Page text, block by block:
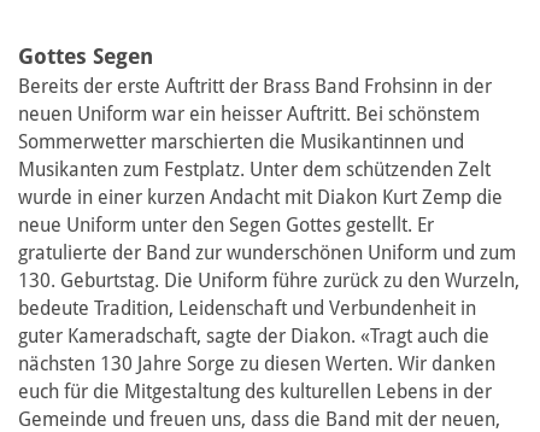
Gottes Segen
Bereits der erste Auftritt der Brass Band Frohsinn in der
neuen Uniform war ein heisser Auftritt. Bei schönstem
Sommerwetter marschierten die Musikantinnen und
Musikanten zum Festplatz. Unter dem schützenden Zelt
wurde in einer kurzen Andacht mit Diakon Kurt Zemp die
neue Uniform unter den Segen Gottes gestellt. Er
gratulierte der Band zur wunderschönen Uniform und zum
130. Geburtstag. Die Uniform führe zurück zu den Wurzeln,
bedeute Tradition, Leidenschaft und Verbundenheit in
guter Kameradschaft, sagte der Diakon. «Tragt auch die
nächsten 130 Jahre Sorge zu diesen Werten. Wir danken
euch für die Mitgestaltung des kulturellen Lebens in der
Gemeinde und freuen uns, dass die Band mit der neuen,